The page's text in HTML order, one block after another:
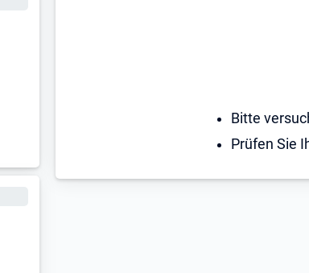
Bitte
Prüfen Sie